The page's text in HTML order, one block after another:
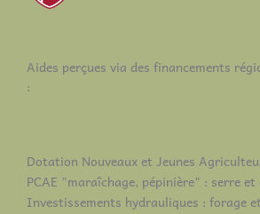
Aides perçues via des financements
:
Dotation Nouveaux et Jeunes
PCAE "maraîchage, pépinière" : serre et
Investissements hydrauliques : forage